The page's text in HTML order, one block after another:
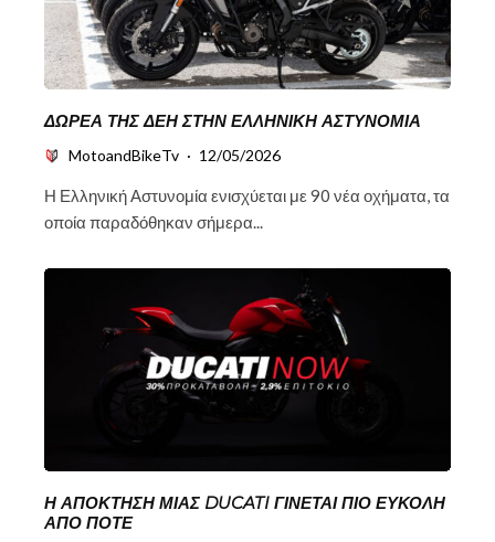
ΔΩΡΕΆ ΤΗΣ ΔΕΗ ΣΤΗΝ ΕΛΛΗΝΙΚΉ ΑΣΤΥΝΟΜΊΑ
MotoandBikeTv · 12/05/2026
Η Ελληνική Αστυνομία ενισχύεται με 90 νέα οχήματα, τα
οποία παραδόθηκαν σήμερα...
Η ΑΠΌΚΤΗΣΗ ΜΙΑΣ DUCATI ΓΊΝΕΤΑΙ ΠΙΟ ΕΎΚΟΛΗ
ΑΠΌ ΠΟΤΈ